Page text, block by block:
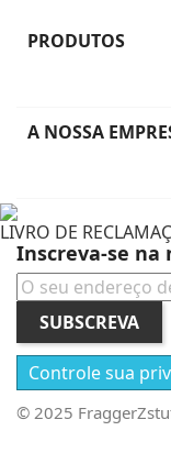
PRODUTOS
A NOSSA
LIVRO DE
Inscreva-se na
SUBSCREVA
Controle sua
© 2025